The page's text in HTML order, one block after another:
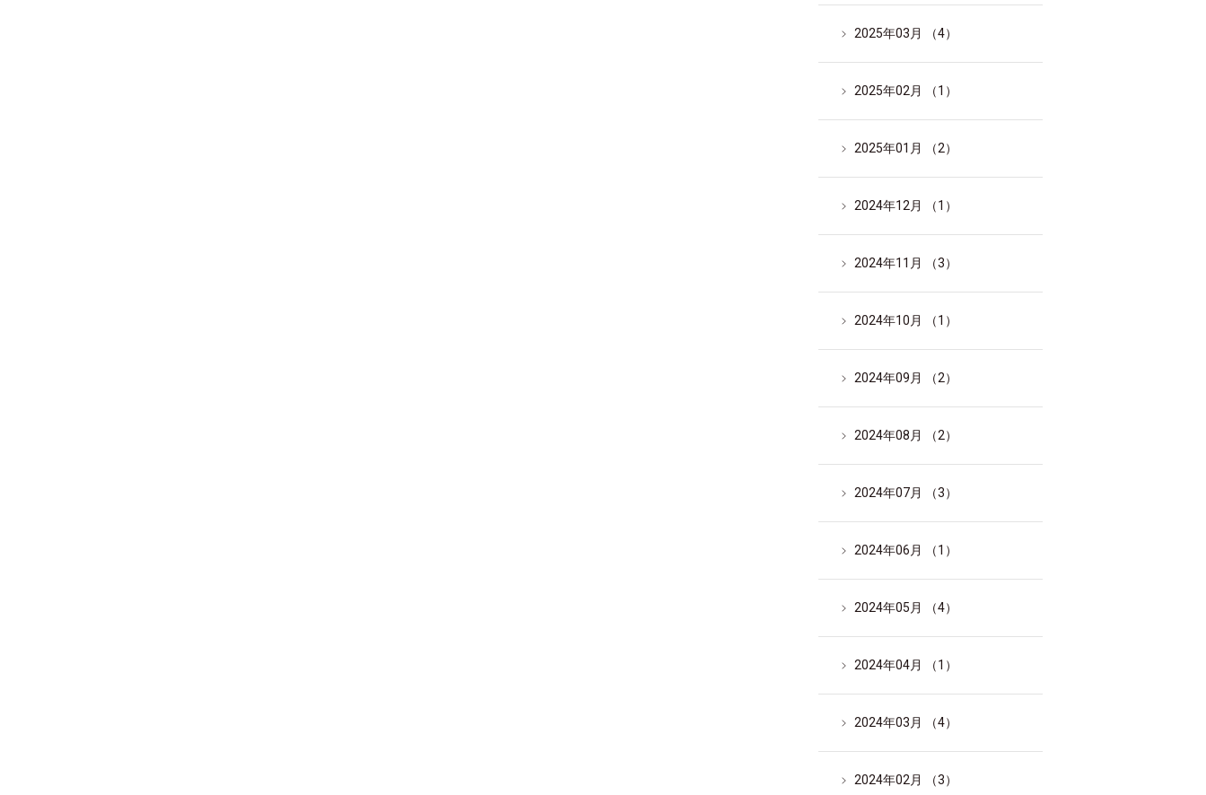
2025年03月 （4）
2025年02月 （1）
2025年01月 （2）
2024年12月 （1）
2024年11月 （3）
2024年10月 （1）
2024年09月 （2）
2024年08月 （2）
2024年07月 （3）
2024年06月 （1）
2024年05月 （4）
2024年04月 （1）
2024年03月 （4）
2024年02月 （3）